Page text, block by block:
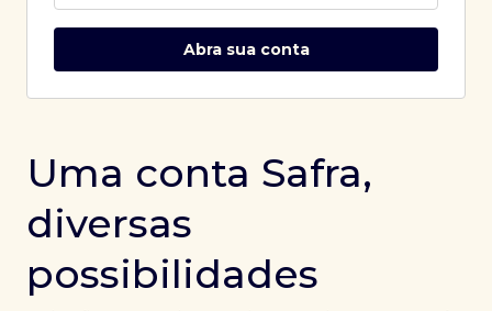
Abra sua conta
Uma conta Safra,
diversas
possibilidades